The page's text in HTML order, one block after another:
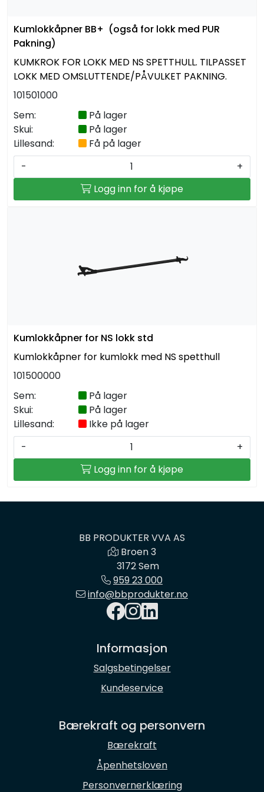
Kumlokkåpner BB+ (også for lokk med PUR
Pakning)
KUMKROK FOR LOKK MED NS SPETTHULL. TILPASSET
LOKK MED OMSLUTTENDE/PÅVULKET PAKNING.
101501000
Sem:
På lager
Skui:
På lager
Lillesand:
Få på lager
-
+
Logg inn for å kjøpe
Kumlokkåpner for NS lokk std
Kumlokkåpner for kumlokk med NS spetthull
101500000
Sem:
På lager
Skui:
På lager
Lillesand:
Ikke på lager
-
+
Logg inn for å kjøpe
BB PRODUKTER VVA AS
Broen 3
3172 Sem
959 23 000
info@bbprodukter.no
Informasjon
Salgsbetingelser
Kundeservice
Bærekraft og personvern
Bærekraft
Åpenhetsloven
Personvernerklæring
Geosynteter
Isolasjon
Grunnmursplast
Betongkummer og justeringsringer
Verktøy og tilbehør